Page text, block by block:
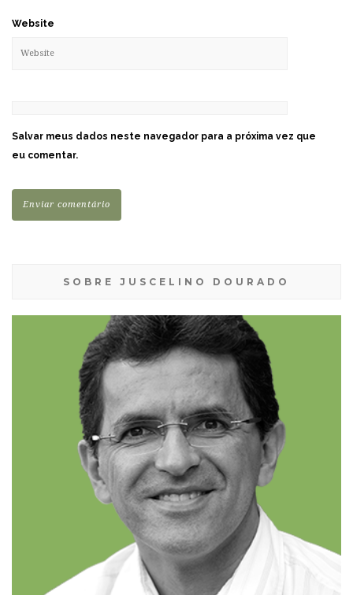
Website
Salvar meus dados neste navegador para a próxima vez que
eu comentar.
SOBRE JUSCELINO DOURADO